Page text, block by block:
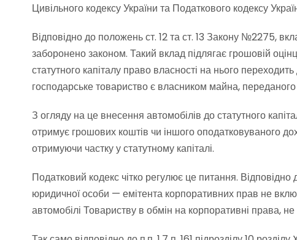
Цивільного кодексу України та Податкового кодексу
Відповідно до положень ст. 12 та ст. 13 Закону №2275,
заборонено законом. Такий вклад підлягає грошовій
статутного капіталу право власності на нього
господарське товариство є власником майна,
З огляду на це внесення автомобілів до статутного
отримує грошових коштів чи іншого оподатковуваного
отримуючи частку у статутному капіталі.
Податковий кодекс чітко регулює це питання.
юридичної особи — емітента корпоративних прав не
автомобілі Товариству в обмін на корпоративні права,